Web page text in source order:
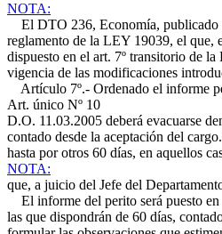
NOTA:
El DTO 236, Economía, publicado
reglamento de la LEY 19039, el que,
dispuesto en el art. 7º transitorio de
vigencia de las modificaciones
Artículo 7º.- Ordenado el informe
Art. único Nº 10
D.O. 11.03.2005 deberá evacuarse
contado desde la aceptación del
hasta por otros 60 días, en aquellos
NOTA:
que, a juicio del Jefe del
El informe del perito será puesto en
las que dispondrán de 60 días,